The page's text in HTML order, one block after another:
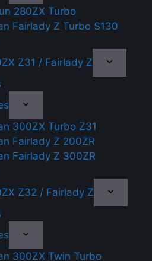
280ZX Turbo
Fairlady Z Turbo S130
Z31 / Fairlady Z
300ZX Turbo Z31
Fairlady Z 200ZR
Fairlady Z 300ZR
Z32 / Fairlady Z
300ZX Twin Turbo